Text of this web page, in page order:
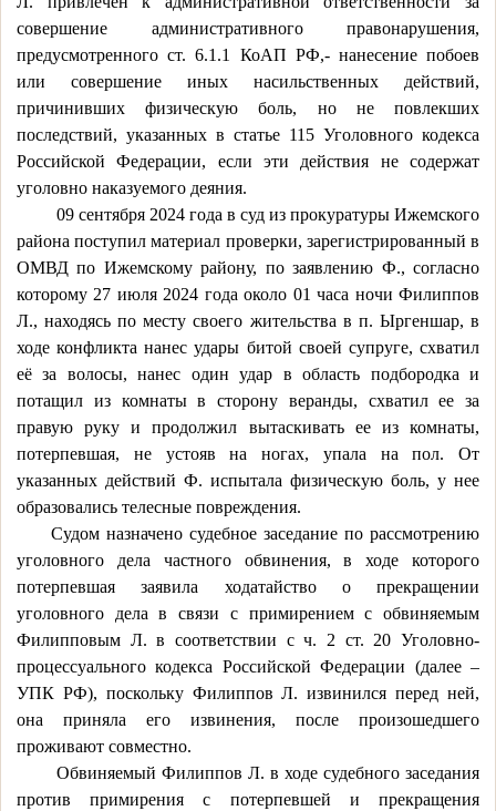
совершение административного правонарушения,
предусмотренного ст. 6.1.1 КоАП РФ,- нанесение побоев
или совершение иных насильственных действий,
причинивших физическую боль, но не повлекших
последствий, указанных в статье 115 Уголовного кодекса
Российской Федерации, если эти действия не содержат
уголовно наказуемого деяния.
09 сентября 2024 года в суд из прокуратуры Ижемского
района поступил материал проверки, зарегистрированный в
ОМВД по Ижемскому району, по заявлению Ф., согласно
которому 27 июля 2024 года около 01 часа ночи Филиппов
Л., находясь по месту своего жительства в п. Ыргеншар, в
ходе конфликта нанес удары битой своей супруге, схватил
её за волосы, нанес один удар в область подбородка и
потащил из комнаты в сторону веранды, схватил ее за
правую руку и продолжил вытаскивать ее из комнаты,
потерпевшая, не устояв на ногах, упала на пол. От
указанных действий Ф. испытала физическую боль, у нее
образовались телесные повреждения.
Судом назначено судебное заседание по рассмотрению
уголовного дела частного обвинения, в ходе которого
потерпевшая заявила ходатайство о прекращении
уголовного дела в связи с примирением с обвиняемым
Филипповым Л. в соответствии с ч. 2 ст. 20 Уголовно-
процессуального кодекса Российской Федерации (далее –
УПК РФ), поскольку Филиппов Л. извинился перед ней,
она приняла его извинения, после произошедшего
проживают совместно.
Обвиняемый Филиппов Л. в ходе судебного заседания
против примирения с потерпевшей и прекращения